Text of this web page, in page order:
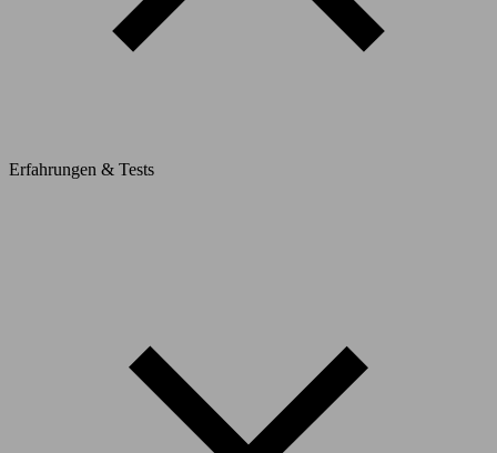
Erfahrungen & Tests